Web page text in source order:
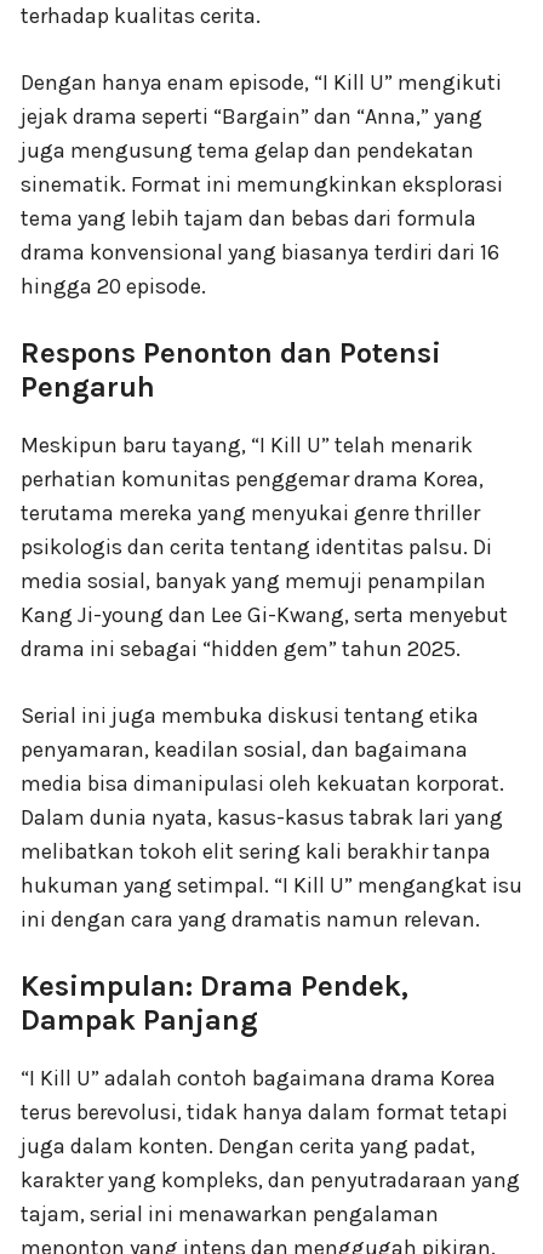
terhadap kualitas cerita.
Dengan hanya enam episode, “I Kill U” mengikuti
jejak drama seperti “Bargain” dan “Anna,” yang
juga mengusung tema gelap dan pendekatan
sinematik. Format ini memungkinkan eksplorasi
tema yang lebih tajam dan bebas dari formula
drama konvensional yang biasanya terdiri dari 16
hingga 20 episode.
Respons Penonton dan Potensi
Pengaruh
Meskipun baru tayang, “I Kill U” telah menarik
perhatian komunitas penggemar drama Korea,
terutama mereka yang menyukai genre thriller
psikologis dan cerita tentang identitas palsu. Di
media sosial, banyak yang memuji penampilan
Kang Ji-young dan Lee Gi-Kwang, serta menyebut
drama ini sebagai “hidden gem” tahun 2025.
Serial ini juga membuka diskusi tentang etika
penyamaran, keadilan sosial, dan bagaimana
media bisa dimanipulasi oleh kekuatan korporat.
Dalam dunia nyata, kasus-kasus tabrak lari yang
melibatkan tokoh elit sering kali berakhir tanpa
hukuman yang setimpal. “I Kill U” mengangkat isu
ini dengan cara yang dramatis namun relevan.
Kesimpulan: Drama Pendek,
Dampak Panjang
“I Kill U” adalah contoh bagaimana drama Korea
terus berevolusi, tidak hanya dalam format tetapi
juga dalam konten. Dengan cerita yang padat,
karakter yang kompleks, dan penyutradaraan yang
tajam, serial ini menawarkan pengalaman
menonton yang intens dan menggugah pikiran.